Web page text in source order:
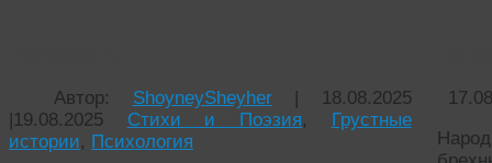
Автор: ShoyneySheyher |
18.08.2025
|19.08.2025 Стихи и Поэзия, Грустные
истории, Психология